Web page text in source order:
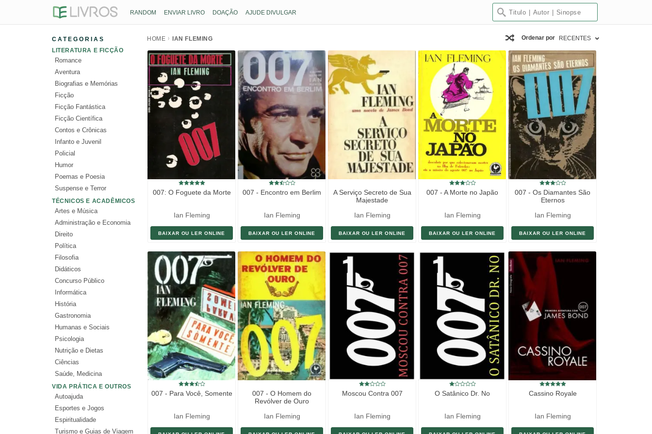
RANDOM ENVIAR LIVRO DOAÇÃO AJUDE DIVULGAR
CATEGORIAS
LITERATURA E FICÇÃO
Romance
Aventura
Biografias e Memórias
Ficção
Ficção Fantástica
Ficção Científica
Contos e Crônicas
Infanto e Juvenil
Policial
Humor
Poemas e Poesia
Suspense e Terror
TÉCNICOS E ACADÊMICOS
Artes e Música
Administração e Economia
Direito
Política
Filosofia
Didáticos
Concurso Público
Informática
História
Gastronomia
Humanas e Sociais
Psicologia
Nutrição e Dietas
Ciências
Saúde, Medicina
VIDA PRÁTICA E OUTROS
Autoajuda
Esportes e Jogos
Espiritualidade
Turismo e Guias de Viagem
HOME IAN FLEMING Ordenar por RECENTES
007: O Foguete da Morte
Ian Fleming
BAIXAR OU LER ONLINE
007 - Encontro em Berlim
Ian Fleming
BAIXAR OU LER ONLINE
A Serviço Secreto de Sua
Majestade
Ian Fleming
BAIXAR OU LER ONLINE
007 - A Morte no Japão
Ian Fleming
BAIXAR OU LER ONLINE
007 - Os Diamantes São
Eternos
Ian Fleming
BAIXAR OU LER ONLINE
007 - Para Você, Somente
Ian Fleming
007 - O Homem do
Revólver de Ouro
Ian Fleming
Moscou Contra 007
Ian Fleming
O Satânico Dr. No
Ian Fleming
Cassino Royale
Ian Fleming